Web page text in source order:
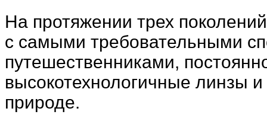
На протяжении трех
с самыми требовательными
путешественниками,
высокотехнологичные линзы
природе.